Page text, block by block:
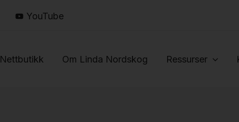
YouTube
Nettbutikk Om Linda Nordskog Ressurser